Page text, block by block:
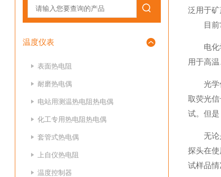
温度仪表
表面热电阻
耐磨热电偶
电站用测温热电阻热电偶
化工专用热电阻热电偶
套管式热电偶
上自仪热电阻
温度控制器
泛用于
目前常
电化学
用于高
光学传
取荧光
试。但
无论是
探头在
试样品